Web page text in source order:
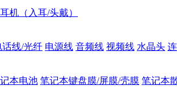
机（入耳/头戴）
话线/光纤 电源线 音频线 视频线 水晶头
本电池 笔记本键盘膜/屏膜/壳膜 笔记本